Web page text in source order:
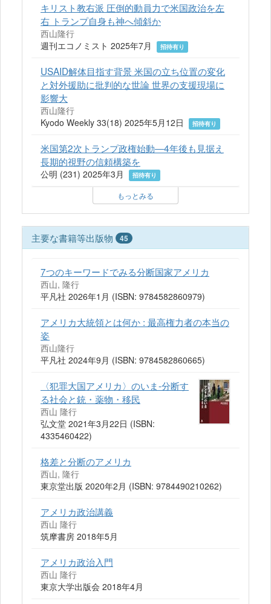
キリスト教右派 圧倒的動員力で米国政治を左
右 トランプ自身も神へ傾斜か
西山隆行
週刊エコノミスト 2025年7月
招待有り
USAID解体目指す背景 米国の立ち位置の変化
と対外援助に批判的な世論 世界の支援現場に
影響大
西山隆行
Kyodo Weekly 33(18) 2025年5月12日
招待有り
米国第2次トランプ政権始動―4年後も見据え
長期的視野の信頼構築を
公明 (231) 2025年3月 招待有り
もっとみる
主要な書籍等出版物 45
7つのキーワードでみる分断国家アメリカ
西山, 隆行
平凡社 2026年1月 (ISBN: 9784582860979)
アメリカ大統領とは何か : 最高権力者の本当の
姿
西山隆行
平凡社 2024年9月 (ISBN: 9784582860665)
〈犯罪大国アメリカ〉のいま-分断す
る社会と銃・薬物・移民
西山 隆行
弘文堂 2021年3月22日 (ISBN:
4335460422)
格差と分断のアメリカ
西山, 隆行
東京堂出版 2020年2月 (ISBN: 9784490210262)
アメリカ政治講義
西山 隆行
筑摩書房 2018年5月
アメリカ政治入門
西山 隆行
東京大学出版会 2018年4月